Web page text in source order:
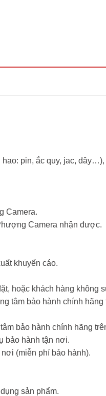
pin, ắc quy, jac,
Camera.
Camera nhận được.
khuyến cáo.
hoặc khách hàng không
tâm bảo hành chính hãng
bảo hành chính hãng
bảo hành tận nơi.
(miễn phí bảo hành).
sản phẩm.